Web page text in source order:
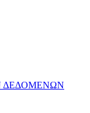
ΔΕΔΟΜΕΝΩΝ